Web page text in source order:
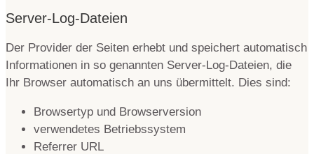
Server-Log-Dateien
Der Provider der Seiten erhebt und speichert automatisch
Informationen in so genannten Server-Log-Dateien, die
Ihr Browser automatisch an uns übermittelt. Dies sind:
Browsertyp und Browserversion
verwendetes Betriebssystem
Referrer URL